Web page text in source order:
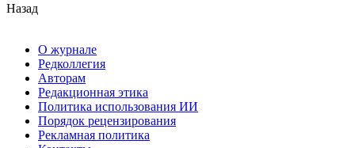
Назад
О журнале
Редколлегия
Авторам
Редакционная этика
Политика использования ИИ
Порядок рецензирования
Рекламная политика